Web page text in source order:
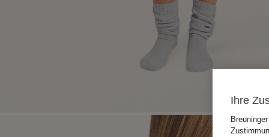
Ihre